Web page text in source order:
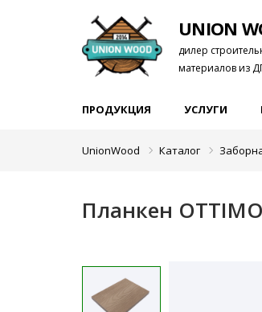
UNION
дилер
материалов из
ПРОДУКЦИЯ УСЛУГИ
UnionWood Каталог
Планкен